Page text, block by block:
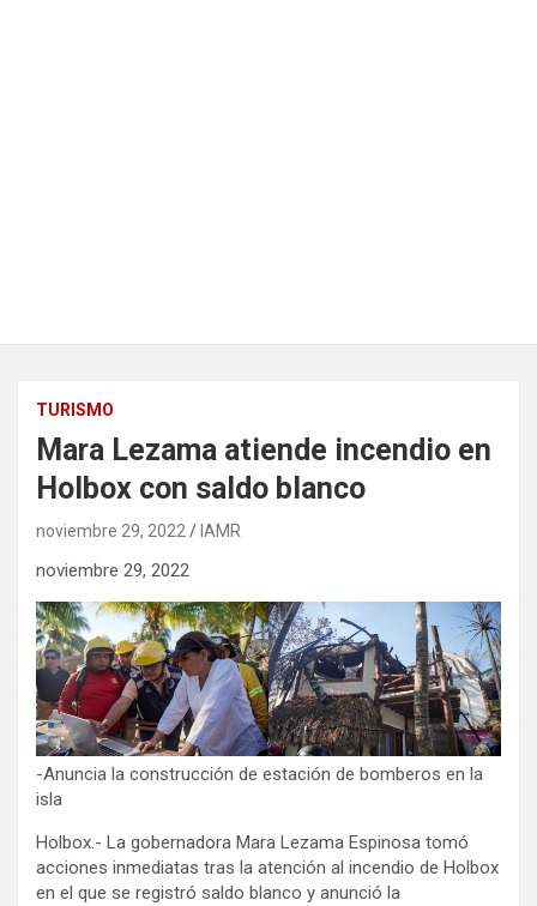
TURISMO
Mara Lezama atiende incendio en
Holbox con saldo blanco
noviembre 29, 2022 IAMR
noviembre 29, 2022
-Anuncia la construcción de estación de bomberos en la
isla
Holbox.- La gobernadora Mara Lezama Espinosa tomó
acciones inmediatas tras la atención al incendio de Holbox
en el que se registró saldo blanco y anunció la